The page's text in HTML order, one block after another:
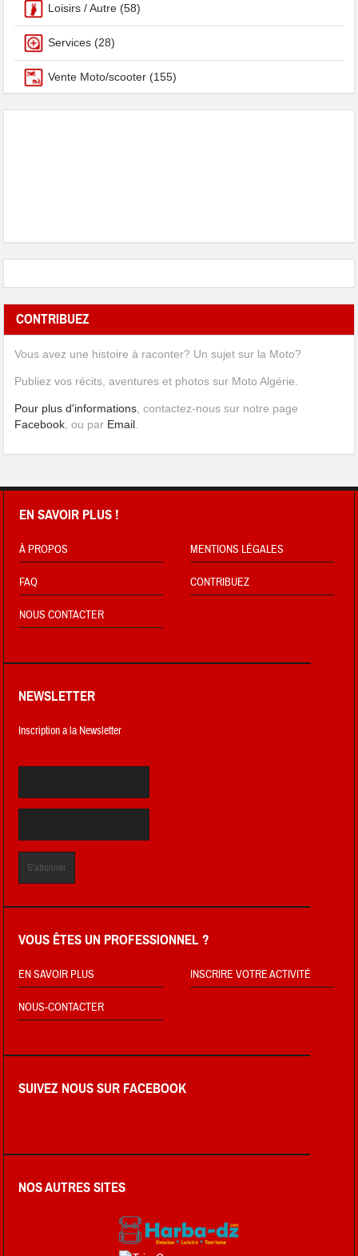
Loisirs / Autre (58)
Services (28)
Vente Moto/scooter (155)
CONTRIBUEZ
Vous avez une histoire à raconter? Un sujet sur la Moto?
Publiez vos récits, aventures et photos sur Moto Algérie.
Pour plus d'informations , contactez-nous sur notre page
Facebook , ou par Email
EN SAVOIR PLUS !
À PROPOS MENTIONS LÉGALES
FAQ CONTRIBUEZ
NOUS CONTACTER
NEWSLETTER
Inscription a la Newsletter
VOUS ÊTES UN PROFESSIONNEL ?
EN SAVOIR PLUS INSCRIRE VOTRE ACTIVITÉ
NOUS-CONTACTER
SUIVEZ NOUS SUR FACEBOOK
NOS AUTRES SITES